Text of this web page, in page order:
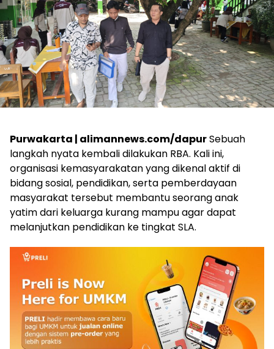
Purwakarta | alimannews.com/dapurSebuah
langkah nyata kembali dilakukan RBA. Kali ini,
organisasi kemasyarakatan yang dikenal aktif di
bidang sosial, pendidikan, serta pemberdayaan
masyarakat tersebut membantu seorang anak
yatim dari keluarga kurang mampu agar dapat
melanjutkan pendidikan ke tingkat SLA.